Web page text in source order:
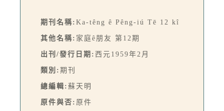
期刊名稱: Ka-têng ê Pêng-iú Tē 12 kî
其他名稱: 家庭ê朋友 第12期
出刊/發行日期: 西元1959年2月
類別: 期刊
總編輯: 蘇天明
原件與否: 原件